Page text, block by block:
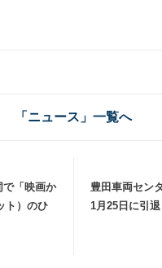
「ニュース」一覧へ
で「映画か
ト）のひ
豊田車両セン
1月25日に引退